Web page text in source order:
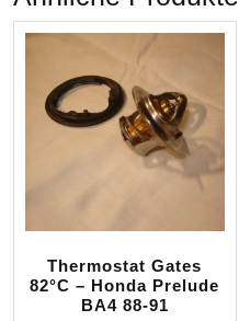
Thermostat Gates
82°C – Honda Prelude
BA4 88-91